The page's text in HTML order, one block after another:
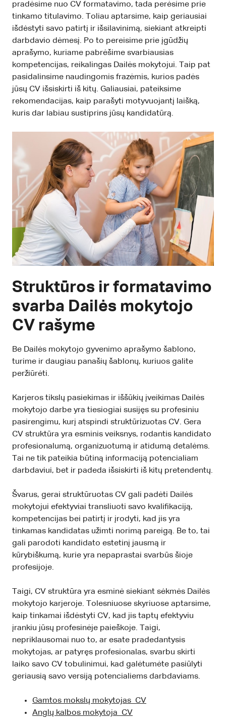
pradėsime nuo CV formatavimo, tada perėsime prie
tinkamo titulavimo. Toliau aptarsime, kaip geriausiai
išdėstyti savo patirtį ir išsilavinimą, siekiant atkreipti
darbdavio dėmesį. Po to pereisime prie įgūdžių
aprašymo, kuriame pabrėšime svarbiausias
kompetencijas, reikalingas Dailės mokytojui. Taip pat
pasidalinsime naudingomis frazėmis, kurios padės
jūsų CV išsiskirti iš kitų. Galiausiai, pateiksime
rekomendacijas, kaip parašyti motyvuojantį laišką,
kuris dar labiau sustiprins jūsų kandidatūrą.
Struktūros ir formatavimo
svarba Dailės mokytojo
CV rašyme
Be Dailės mokytojo gyvenimo aprašymo šablono,
turime ir daugiau panašių šablonų, kuriuos galite
peržiūrėti.
Karjeros tikslų pasiekimas ir iššūkių įveikimas Dailės
mokytojo darbe yra tiesiogiai susijęs su profesiniu
pasirengimu, kurį atspindi struktūrizuotas CV. Gera
CV struktūra yra esminis veiksnys, rodantis kandidato
profesionalumą, organizuotumą ir atidumą detalėms.
Tai ne tik pateikia būtiną informaciją potencialiam
darbdaviui, bet ir padeda išsiskirti iš kitų pretendentų.
Švarus, gerai struktūruotas CV gali padėti Dailės
mokytojui efektyviai transliuoti savo kvalifikaciją,
kompetencijas bei patirtį ir įrodyti, kad jis yra
tinkamas kandidatas užimti norimą pareigą. Be to, tai
gali parodoti kandidato estetinį jausmą ir
kūrybiškumą, kurie yra nepaprastai svarbūs šioje
profesijoje.
Taigi, CV struktūra yra esminė siekiant sėkmės Dailės
mokytojo karjeroje. Tolesniuose skyriuose aptarsime,
kaip tinkamai išdėstyti CV, kad jis taptų efektyviu
įrankiu jūsų profesinėje paieškoje. Taigi,
nepriklausomai nuo to, ar esate pradedantysis
mokytojas, ar patyręs profesionalas, svarbu skirti
laiko savo CV tobulinimui, kad galėtumėte pasiūlyti
geriausią savo versiją potencialiems darbdaviams.
Gamtos mokslų mokytojas CV
Anglų kalbos mokytoja CV